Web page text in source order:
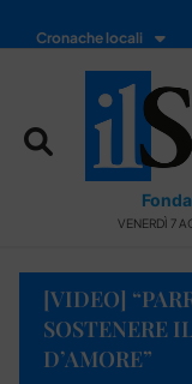
Cronache locali
VENERDÌ 7
[VIDEO]
SOSTENERE
D’AMORE”